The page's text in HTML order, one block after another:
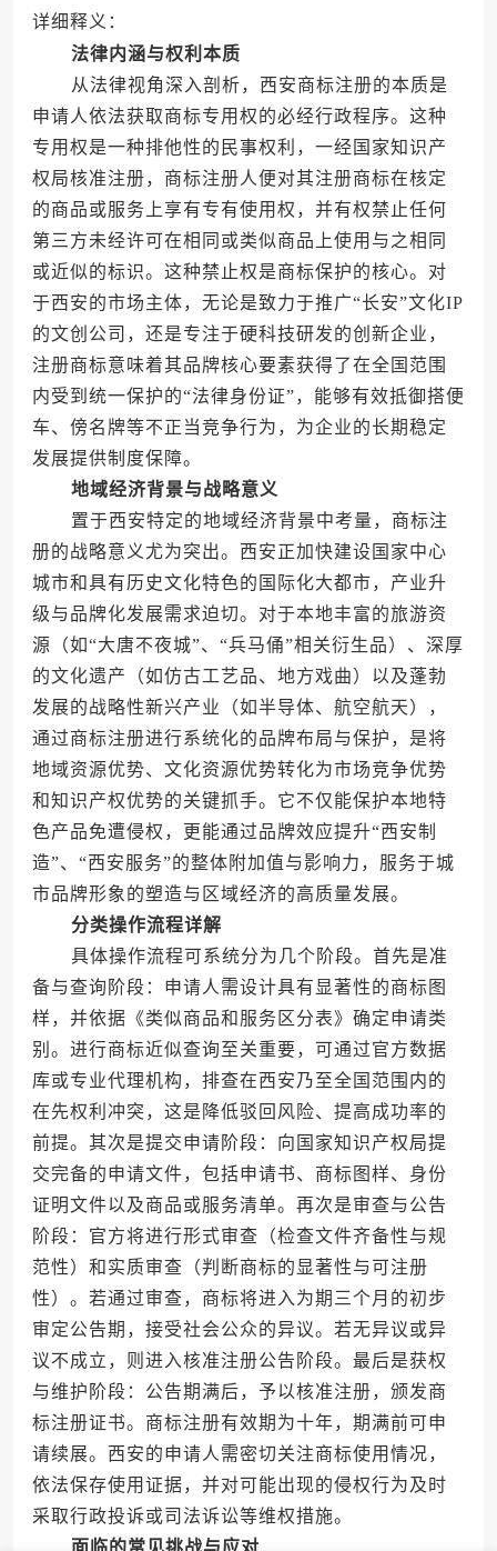
详细释义：
法律内涵与权利本质
从法律视角深入剖析，西安商标注册的本质是
申请人依法获取商标专用权的必经行政程序。这种
专用权是一种排他性的民事权利，一经国家知识产
权局核准注册，商标注册人便对其注册商标在核定
的商品或服务上享有专有使用权，并有权禁止任何
第三方未经许可在相同或类似商品上使用与之相同
或近似的标识。这种禁止权是商标保护的核心。对
于西安的市场主体，无论是致力于推广“长安”文化IP
的文创公司，还是专注于硬科技研发的创新企业，
注册商标意味着其品牌核心要素获得了在全国范围
内受到统一保护的“法律身份证”，能够有效抵御搭便
车、傍名牌等不正当竞争行为，为企业的长期稳定
发展提供制度保障。
地域经济背景与战略意义
置于西安特定的地域经济背景中考量，商标注
册的战略意义尤为突出。西安正加快建设国家中心
城市和具有历史文化特色的国际化大都市，产业升
级与品牌化发展需求迫切。对于本地丰富的旅游资
源（如“大唐不夜城”、“兵马俑”相关衍生品）、深厚
的文化遗产（如仿古工艺品、地方戏曲）以及蓬勃
发展的战略性新兴产业（如半导体、航空航天），
通过商标注册进行系统化的品牌布局与保护，是将
地域资源优势、文化资源优势转化为市场竞争优势
和知识产权优势的关键抓手。它不仅能保护本地特
色产品免遭侵权，更能通过品牌效应提升“西安制
造”、“西安服务”的整体附加值与影响力，服务于城
市品牌形象的塑造与区域经济的高质量发展。
分类操作流程详解
具体操作流程可系统分为几个阶段。首先是准
备与查询阶段：申请人需设计具有显著性的商标图
样，并依据《类似商品和服务区分表》确定申请类
别。进行商标近似查询至关重要，可通过官方数据
库或专业代理机构，排查在西安乃至全国范围内的
在先权利冲突，这是降低驳回风险、提高成功率的
前提。其次是提交申请阶段：向国家知识产权局提
交完备的申请文件，包括申请书、商标图样、身份
证明文件以及商品或服务清单。再次是审查与公告
阶段：官方将进行形式审查（检查文件齐备性与规
范性）和实质审查（判断商标的显著性与可注册
性）。若通过审查，商标将进入为期三个月的初步
审定公告期，接受社会公众的异议。若无异议或异
议不成立，则进入核准注册公告阶段。最后是获权
与维护阶段：公告期满后，予以核准注册，颁发商
标注册证书。商标注册有效期为十年，期满前可申
请续展。西安的申请人需密切关注商标使用情况，
依法保存使用证据，并对可能出现的侵权行为及时
采取行政投诉或司法诉讼等维权措施。
面临的常见挑战与应对